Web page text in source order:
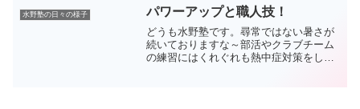
ます。みんなこの1週間...
水野塾の日々の様子 パワーアップと職人技！
どうも水野塾です。尋常ではない暑さが
続いておりますな～部活やクラブチーム
の練習にはくれぐれも熱中症対策をして